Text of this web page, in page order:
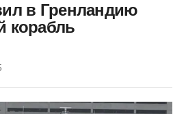
в Гренландию
корабль